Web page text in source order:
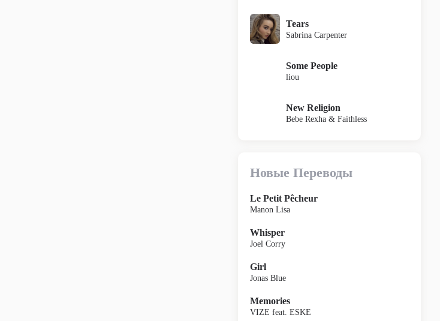
Tears
Sabrina Carpenter
Some People
liou
New Religion
Bebe Rexha & Faithless
Новые Переводы
Le Petit Pêcheur
Manon Lisa
Whisper
Joel Corry
Girl
Jonas Blue
Memories
VIZE feat. ESKE